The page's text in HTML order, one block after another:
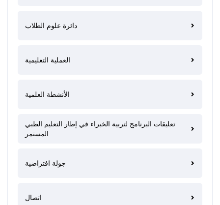
دائرة علوم الطلاب
العملية التعليمية
الأنشطة العلمية
تعليقات البرنامج لتربية الخبراء في إطار التعليم الطبي
المستمر
جولة افتراضية
اتصال